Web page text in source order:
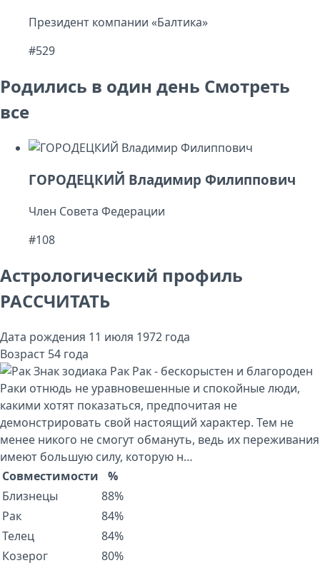
Президент компании «Балтика»
#529
Родились в один день Смотреть
все
ГОРОДЕЦКИЙ Владимир Филиппович
Член Совета Федерации
#108
Астрологический профиль
РАССЧИТАТЬ
Дата рождения 11 июля 1972 года
Возраст 54 года
Знак зодиака Рак Рак - бескорыстен и благороден
Раки отнюдь не уравновешенные и спокойные люди,
какими хотят показаться, предпочитая не
демонстрировать свой настоящий характер. Тем не
менее никого не смогут обмануть, ведь их переживания
имеют большую силу, которую н…
Совместимости
%
Близнецы
88%
Рак
84%
Телец
84%
Козерог
80%